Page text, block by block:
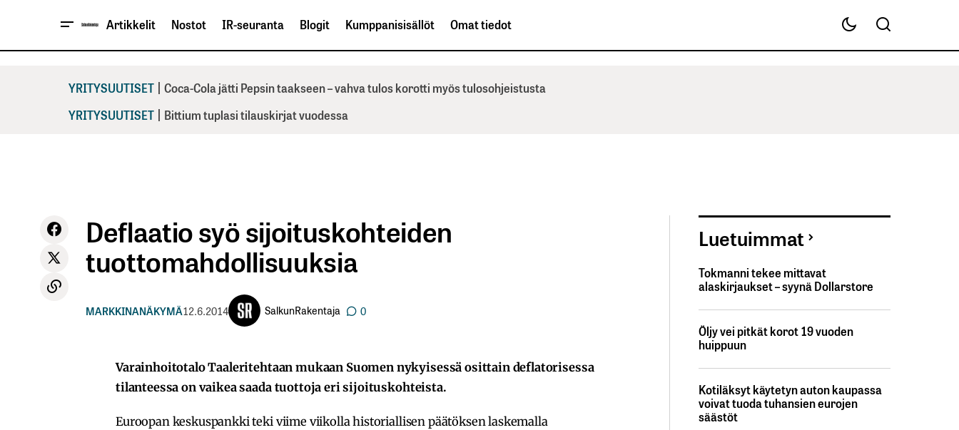
Artikkelit Nostot IR-seuranta Blogit Kumppanisisällöt Omat tiedot
YRITYSUUTISET | Coca-Cola jätti Pepsin taakseen – vahva tulos korotti myös tulosohjeistusta
YRITYSUUTISET | Bittium tuplasi tilauskirjat vuodessa
Deflaatio syö sijoituskohteiden
tuottomahdollisuuksia
MARKKINANÄKYMÄ12.6.2014 SalkunRakentaja 0
Varainhoitotalo Taaleritehtaan mukaan Suomen nykyisessä osittain deflatorisessa
tilanteessa on vaikea saada tuottoja eri sijoituskohteista.
Euroopan keskuspankki teki viime viikolla historiallisen päätöksen laskemalla
Luetuimmat
Tokmanni tekee mittavat
alaskirjaukset – syynä Dollarstore
Öljy vei pitkät korot 19 vuoden
huippuun
Kotiläksyt käytetyn auton kaupassa
voivat tuoda tuhansien eurojen
säästöt